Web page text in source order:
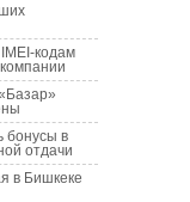
кодам
бонусы в
отдачи
в Бишкеке